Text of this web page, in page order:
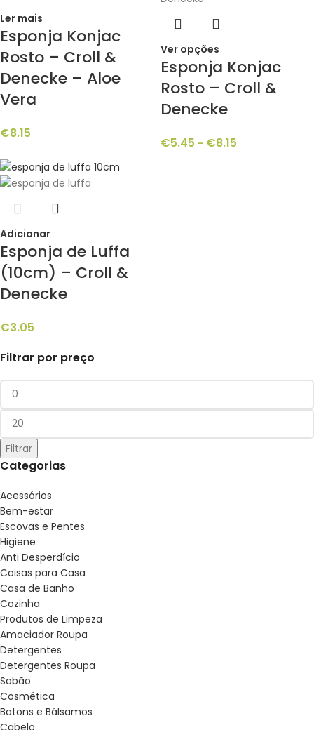
Filtrar por preço
Filtrar
Categorias
Acessórios
Bem-estar
Escovas e Pentes
Higiene
Anti Desperdício
Coisas para Casa
Casa de Banho
Cozinha
Produtos de Limpeza
Amaciador Roupa
Detergentes
Detergentes Roupa
Sabão
Cosmética
Batons e Bálsamos
Cabelo
Ler mais
Esponja Konjac
Rosto – Croll &
Denecke – Aloe
Vera
€8.15
Ver opções
Esponja Konjac
Rosto – Croll &
Denecke
€5.45 – €8.15
Adicionar
Esponja de Luffa
(10cm) – Croll &
Denecke
€3.05